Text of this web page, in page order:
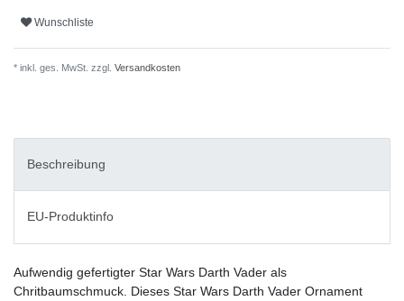
Wunschliste
* inkl. ges. MwSt. zzgl. Versandkosten
Beschreibung
EU-Produktinfo
Aufwendig gefertigter Star Wars Darth Vader als
Chritbaumschmuck. Dieses Star Wars Darth Vader Ornament